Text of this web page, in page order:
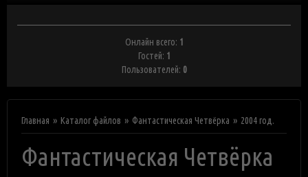
Онлайн всего: 1
Гостей: 1
Пользователей: 0
Главная Каталог файлов Фантастическая Четвёрка 2004 год.
Фантастическая Четвёрка